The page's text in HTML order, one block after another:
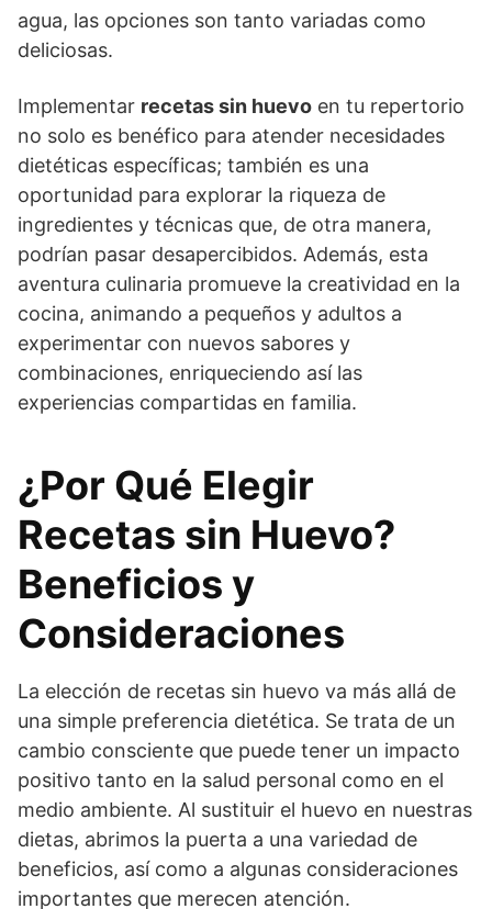
agua, las opciones son tanto variadas como
deliciosas.
Implementar recetas sin huevo en tu repertorio
no solo es benéfico para atender necesidades
dietéticas específicas; también es una
oportunidad para explorar la riqueza de
ingredientes y técnicas que, de otra manera,
podrían pasar desapercibidos. Además, esta
aventura culinaria promueve la creatividad en la
cocina, animando a pequeños y adultos a
experimentar con nuevos sabores y
combinaciones, enriqueciendo así las
experiencias compartidas en familia.
¿Por Qué Elegir
Recetas sin Huevo?
Beneficios y
Consideraciones
La elección de recetas sin huevo va más allá de
una simple preferencia dietética. Se trata de un
cambio consciente que puede tener un impacto
positivo tanto en la salud personal como en el
medio ambiente. Al sustituir el huevo en nuestras
dietas, abrimos la puerta a una variedad de
beneficios, así como a algunas consideraciones
importantes que merecen atención.